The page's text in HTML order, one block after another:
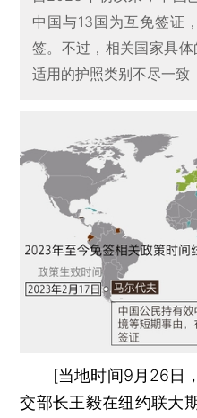
中国与13国为互免签证
签。不过，相关国家具
适用的护照类别不尽一致
[当地时间9月26日，
交部长王毅在纽约联大